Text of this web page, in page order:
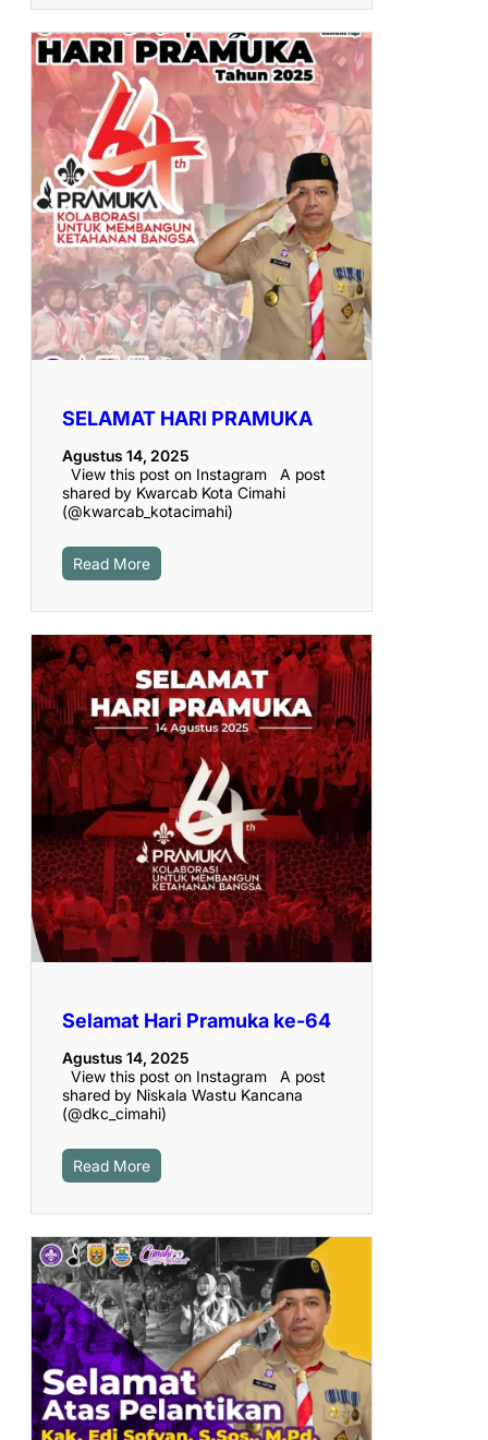
SELAMAT HARI PRAMUKA
Agustus 14, 2025
View this post on Instagram A post
shared by Kwarcab Kota Cimahi
(@kwarcab_kotacimahi)
Read More
Selamat Hari Pramuka ke-64
Agustus 14, 2025
View this post on Instagram A post
shared by Niskala Wastu Kancana
(@dkc_cimahi)
Read More